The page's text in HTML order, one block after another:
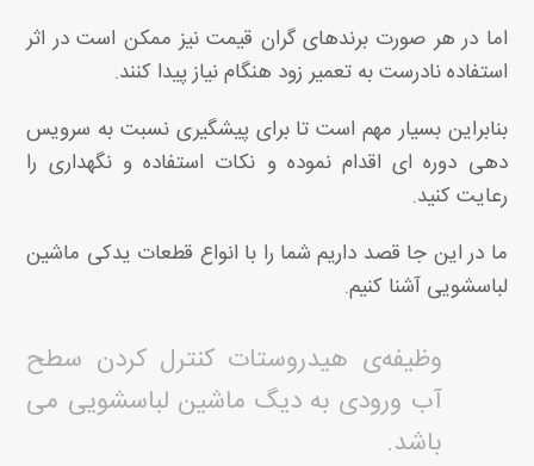
اما در هر صورت برندهای گران قیمت نیز ممکن است در اثر
استفاده نادرست به تعمیر زود هنگام نیاز پیدا کنند.
بنابراین بسیار مهم است تا برای پیشگیری نسبت به سرویس
دهی دوره ای اقدام نموده و نکات استفاده و نگهداری را
رعایت کنید.
ما در این جا قصد داریم شما را با انواع قطعات یدکی ماشین
لباسشویی آشنا کنیم.
وظیفه‌ی هیدروستات کنترل کردن سطح
آب ورودی به دیگ ماشین لباسشویی می
باشد.